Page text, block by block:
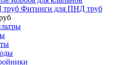
Фитинги для ПНД труб